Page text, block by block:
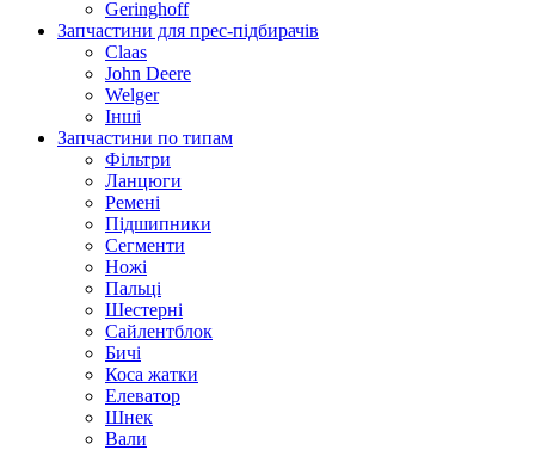
Geringhoff
Запчастини для прес-підбирачів
Claas
John Deere
Welger
Інші
Запчастини по типам
Фільтри
Ланцюги
Ремені
Підшипники
Сегменти
Ножі
Пальці
Шестерні
Сайлентблок
Бичі
Коса жатки
Елеватор
Шнек
Вали